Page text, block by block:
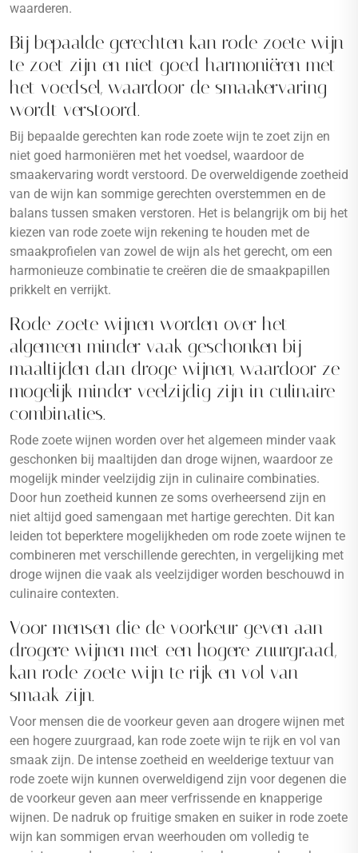
waarderen.
Bij bepaalde gerechten kan rode zoete wijn
te zoet zijn en niet goed harmoniëren met
het voedsel, waardoor de smaakervaring
wordt verstoord.
Bij bepaalde gerechten kan rode zoete wijn te zoet zijn en
niet goed harmoniëren met het voedsel, waardoor de
smaakervaring wordt verstoord. De overweldigende zoetheid
van de wijn kan sommige gerechten overstemmen en de
balans tussen smaken verstoren. Het is belangrijk om bij het
kiezen van rode zoete wijn rekening te houden met de
smaakprofielen van zowel de wijn als het gerecht, om een
harmonieuze combinatie te creëren die de smaakpapillen
prikkelt en verrijkt.
Rode zoete wijnen worden over het
algemeen minder vaak geschonken bij
maaltijden dan droge wijnen, waardoor ze
mogelijk minder veelzijdig zijn in culinaire
combinaties.
Rode zoete wijnen worden over het algemeen minder vaak
geschonken bij maaltijden dan droge wijnen, waardoor ze
mogelijk minder veelzijdig zijn in culinaire combinaties.
Door hun zoetheid kunnen ze soms overheersend zijn en
niet altijd goed samengaan met hartige gerechten. Dit kan
leiden tot beperktere mogelijkheden om rode zoete wijnen te
combineren met verschillende gerechten, in vergelijking met
droge wijnen die vaak als veelzijdiger worden beschouwd in
culinaire contexten.
Voor mensen die de voorkeur geven aan
drogere wijnen met een hogere zuurgraad,
kan rode zoete wijn te rijk en vol van
smaak zijn.
Voor mensen die de voorkeur geven aan drogere wijnen met
een hogere zuurgraad, kan rode zoete wijn te rijk en vol van
smaak zijn. De intense zoetheid en weelderige textuur van
rode zoete wijn kunnen overweldigend zijn voor degenen die
de voorkeur geven aan meer verfrissende en knapperige
wijnen. De nadruk op fruitige smaken en suiker in rode zoete
wijn kan sommigen ervan weerhouden om volledig te